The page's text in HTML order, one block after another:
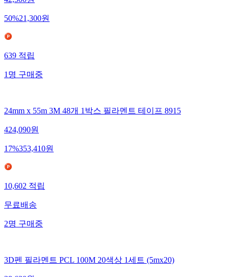
42,500원
50%21,300원
639적립
1명구매중
24mm x 55m 3M 48개 1박스 필라멘트 테이프 8915
424,090원
17%353,410원
10,602적립
무료배송
2명구매중
3D펜 필라멘트 PCL 100M 20색상 1세트 (5mx20)